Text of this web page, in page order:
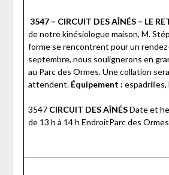
3547 – CIRCUIT DES AÎNÉS – LE
de notre kinésiologue maison, M.
forme se rencontrent pour un
septembre, nous soulignerons en
au Parc des Ormes. Une collation
attendent. Équipement :
3547CIRCUIT DES AÎNÉSDate et
de 13 h à 14 h EndroitParc des